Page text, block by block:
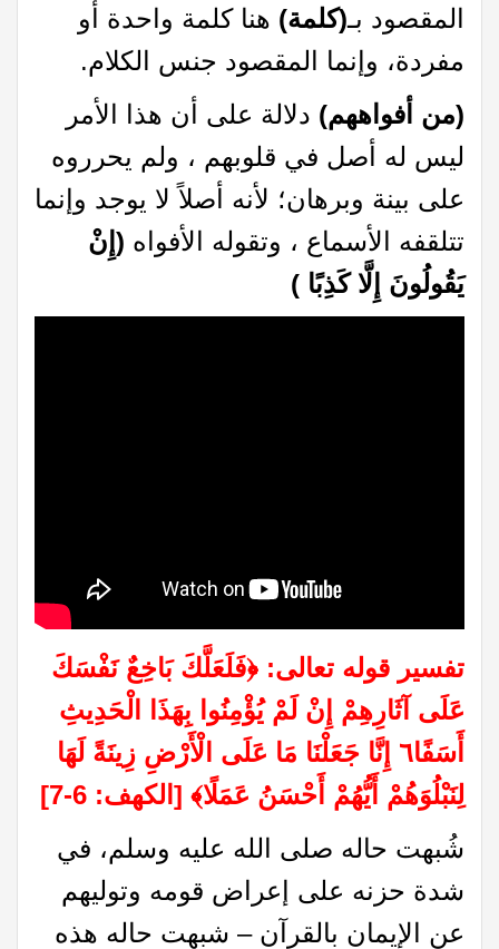
المقصود بـ(كلمة) هنا كلمة واحدة أو
مفردة، وإنما المقصود جنس الكلام.
(من أفواههم) دلالة على أن هذا الأمر
ليس له أصل في قلوبهم ، ولم يحرروه
على بينة وبرهان؛ لأنه أصلاً لا يوجد وإنما
تتلقفه الأسماع ، وتقوله الأفواه (إِنْ
يَقُولُونَ إِلَّا كَذِبًا )
تفسير قوله تعالى: ﴿فَلَعَلَّكَ بَاخِعٌ نَفْسَكَ
عَلَى آثَارِهِمْ إِنْ لَمْ يُؤْمِنُوا بِهَذَا الْحَدِيثِ
أَسَفًا٦ إِنَّا جَعَلْنَا مَا عَلَى الْأَرْضِ زِينَةً لَهَا
لِنَبْلُوَهُمْ أَيُّهُمْ أَحْسَنُ عَمَلًا﴾ [الكهف: 6-7]
شُبهت حاله صلى الله عليه وسلم، في
شدة حزنه على إعراض قومه وتوليهم
عن الإيمان بالقرآن – شبهت حاله هذه